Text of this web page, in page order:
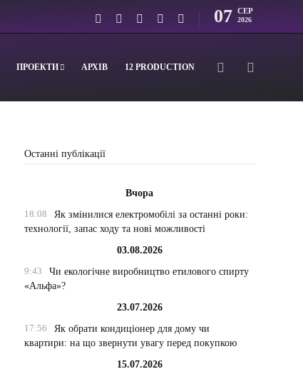
07 СЕР
2026
ПРОЕКТИ АРХІВ 12 PRODUCTION
Останні публікації
Вчора
18:08
Як змінилися електромобілі за останні роки:
технології, запас ходу та нові можливості
03.08.2026
9:43
Чи екологічне виробництво етилового спирту
«Альфа»?
23.07.2026
17:56
Як обрати кондиціонер для дому чи
квартири: на що звернути увагу перед покупкою
15.07.2026